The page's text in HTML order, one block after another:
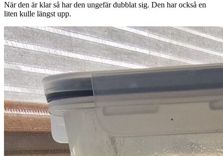
När den är klar så har den ungefär dubblat sig. Den har också en
liten kulle längst upp.